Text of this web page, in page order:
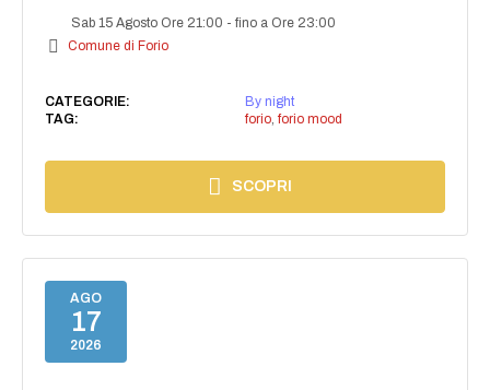
Sab 15 Agosto Ore 21:00 -fino a Ore 23:00
Comune di Forio
CATEGORIE:
By night
TAG:
forio, forio mood
SCOPRI
AGO
17
2026